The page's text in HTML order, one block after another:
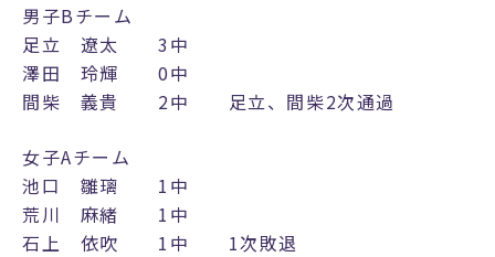
男子Bチーム
足立 遼太 3中
澤田 玲輝 0中
間柴 義貴 2中 足立、間柴2次通過
女子Aチーム
池口 雛璃 1中
荒川 麻緒 1中
石上 依吹 1中 1次敗退